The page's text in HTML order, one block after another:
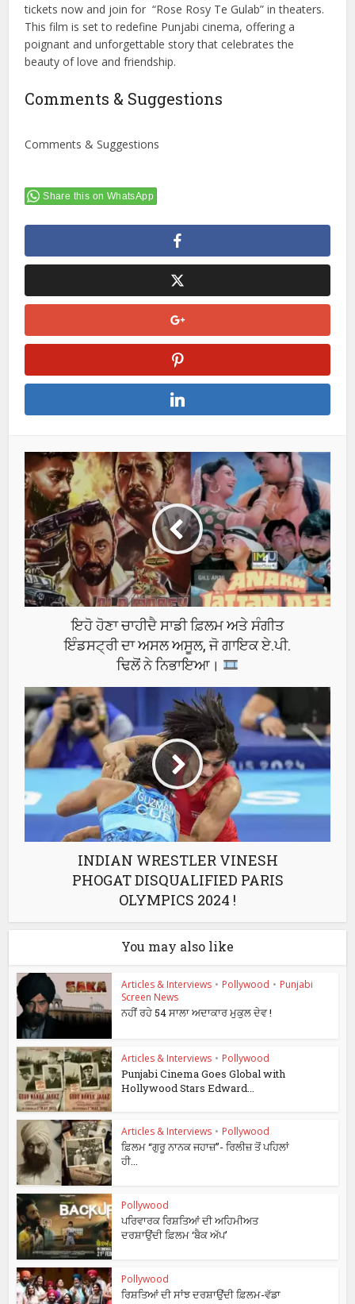
tickets now and join for “Rose Rosy Te Gulab” in theaters.
This film is set to redefine Punjabi cinema, offering a
poignant and unforgettable story that celebrates the
beauty of love and friendship.
Comments & Suggestions
Comments & Suggestions
Share this on WhatsApp
ਇਹੋ ਹੋਣਾ ਚਾਹੀਦੈ ਸਾਡੀ ਫ਼ਿਲਮ ਅਤੇ ਸੰਗੀਤ
ਇੰਡਸਟ੍ਰੀ ਦਾ ਅਸਲ ਅਸੂਲ, ਜੋ ਗਾਇਕ ਏ.ਪੀ.
ਢਿਲੋਂ ਨੇ ਨਿਭਾਇਆ।
INDIAN WRESTLER VINESH
PHOGAT DISQUALIFIED PARIS
OLYMPICS 2024 !
You may also like
Articles & Interviews • Pollywood • Punjabi
Screen News
ਨਹੀਂ ਰਹੇ 54 ਸਾਲਾ ਅਦਾਕਾਰ ਮੁਕੁਲ ਦੇਵ !
Articles & Interviews • Pollywood
Punjabi Cinema Goes Global with
Hollywood Stars Edward...
Articles & Interviews • Pollywood
ਫ਼ਿਲਮ “ਗੁਰੂ ਨਾਨਕ ਜਹਾਜ਼”- ਰਿਲੀਜ਼ ਤੋਂ ਪਹਿਲਾਂ
ਹੀ...
Pollywood
ਪਰਿਵਾਰਕ ਰਿਸ਼ਤਿਆਂ ਦੀ ਅਹਿਮੀਅਤ
ਦਰਸ਼ਾਉਂਦੀ ਫ਼ਿਲਮ ‘ਬੈਕ ਅੱਪ’
Pollywood
ਰਿਸ਼ਤਿਆਂ ਦੀ ਸਾਂਝ ਦਰਸ਼ਾਉਂਦੀ ਫ਼ਿਲਮ-ਵੱਡਾ